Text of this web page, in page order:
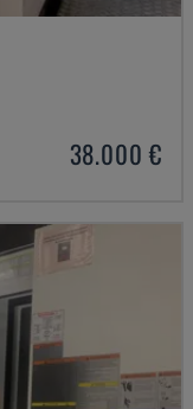
38.000 €